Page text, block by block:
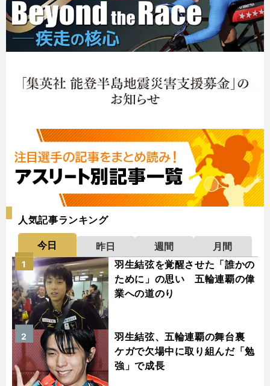
人気記事ランキング
今日 昨日 週間
月間
羽生結弦を覚醒させた「誰かの
ために」の思い 五輪連覇の偉
業への道のり
1
羽生結弦、五輪連覇の舞台裏
ケガで欠場中に取り組んだ「勉
強」で成長
2